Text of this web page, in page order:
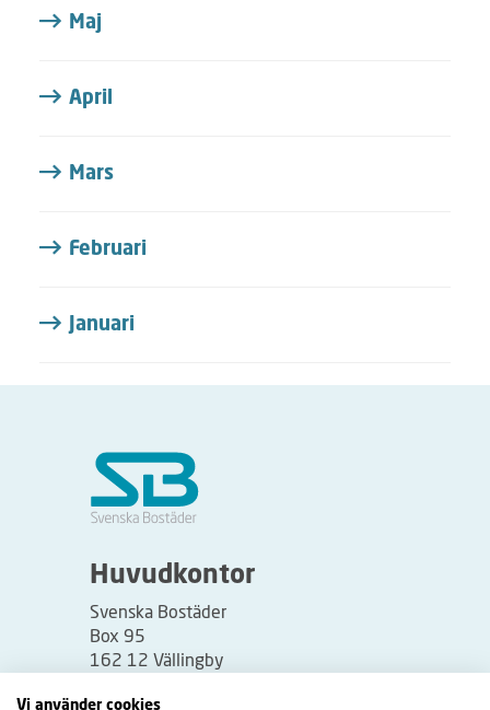
Maj
April
Mars
Februari
Januari
Huvudkontor
Svenska Bostäder
Box 95
162 12 Vällingby
Besöksadress:
Vi använder cookies